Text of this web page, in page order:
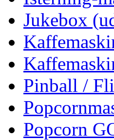
Jukebox
Pinball /
Popcorn